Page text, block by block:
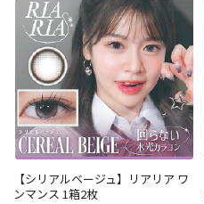
【シリアルベージュ】リアリア ワ
ンマンス 1箱2枚